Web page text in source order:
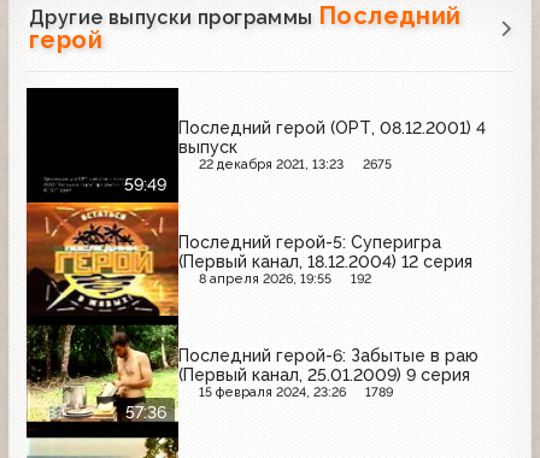
Другие выпуски программы Последний
герой
59:49
Последний герой (ОРТ, 08.12.2001) 4
выпуск
22 декабря 2021, 13:23 2675
Последний герой-5: Суперигра
(Первый канал, 18.12.2004) 12 серия
8 апреля 2026, 19:55 192
57:36
Последний герой-6: Забытые в раю
(Первый канал, 25.01.2009) 9 серия
15 февраля 2024, 23:26 1789